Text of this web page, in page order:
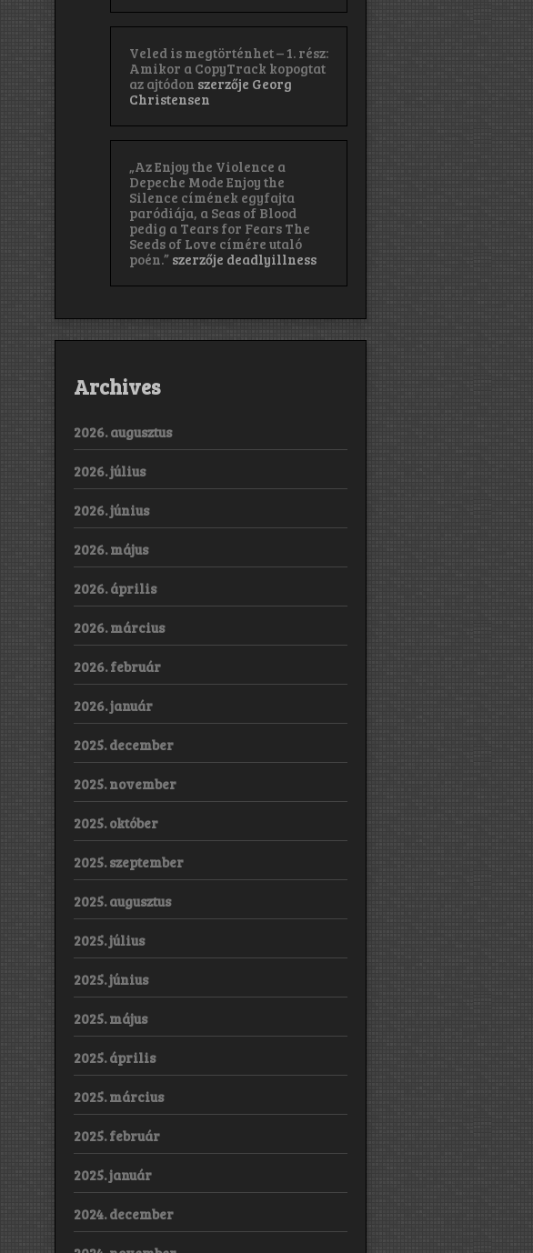
Veled is megtörténhet – 1. rész:
Amikor a CopyTrack kopogtat
az ajtódon szerzője Georg
Christensen
„Az Enjoy the Violence a
Depeche Mode Enjoy the
Silence címének egyfajta
paródiája, a Seas of Blood
pedig a Tears for Fears The
Seeds of Love címére utaló
poén.” szerzője deadlyillness
Archives
2026. augusztus
2026. július
2026. június
2026. május
2026. április
2026. március
2026. február
2026. január
2025. december
2025. november
2025. október
2025. szeptember
2025. augusztus
2025. július
2025. június
2025. május
2025. április
2025. március
2025. február
2025. január
2024. december